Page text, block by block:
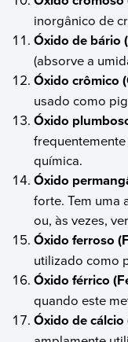
inorgânico de
Óxido de bário
(absorve a
Óxido crômico
usado como
Óxido
química.
Óxido
forte. Tem uma
ou, às vezes,
Óxido ferroso
utilizado como
Óxido férrico
quando este
Óxido de cálcio